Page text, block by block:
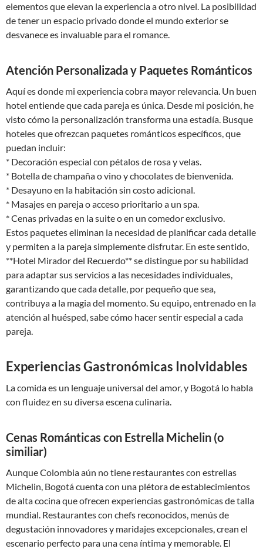
elementos que elevan la experiencia a otro nivel. La posibilidad
de tener un espacio privado donde el mundo exterior se
desvanece es invaluable para el romance.
Atención Personalizada y Paquetes Románticos
Aquí es donde mi experiencia cobra mayor relevancia. Un buen
hotel entiende que cada pareja es única. Desde mi posición, he
visto cómo la personalización transforma una estadía. Busque
hoteles que ofrezcan paquetes románticos específicos, que
puedan incluir:
* Decoración especial con pétalos de rosa y velas.
* Botella de champaña o vino y chocolates de bienvenida.
* Desayuno en la habitación sin costo adicional.
* Masajes en pareja o acceso prioritario a un spa.
* Cenas privadas en la suite o en un comedor exclusivo.
Estos paquetes eliminan la necesidad de planificar cada detalle
y permiten a la pareja simplemente disfrutar. En este sentido,
**Hotel Mirador del Recuerdo** se distingue por su habilidad
para adaptar sus servicios a las necesidades individuales,
garantizando que cada detalle, por pequeño que sea,
contribuya a la magia del momento. Su equipo, entrenado en la
atención al huésped, sabe cómo hacer sentir especial a cada
pareja.
Experiencias Gastronómicas Inolvidables
La comida es un lenguaje universal del amor, y Bogotá lo habla
con fluidez en su diversa escena culinaria.
Cenas Románticas con Estrella Michelin (o
similiar)
Aunque Colombia aún no tiene restaurantes con estrellas
Michelin, Bogotá cuenta con una plétora de establecimientos
de alta cocina que ofrecen experiencias gastronómicas de talla
mundial. Restaurantes con chefs reconocidos, menús de
degustación innovadores y maridajes excepcionales, crean el
escenario perfecto para una cena íntima y memorable. El